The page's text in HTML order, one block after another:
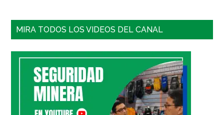
MIRA TODOS LOS VIDEOS DEL CANAL